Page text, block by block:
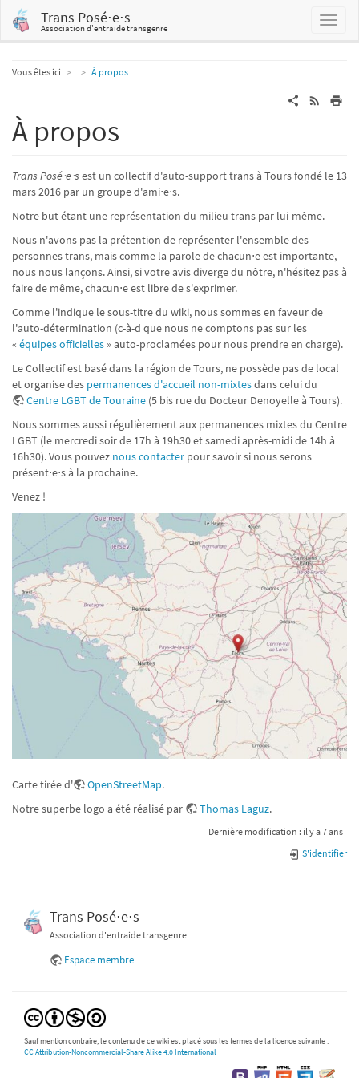
Trans Posé⋅e⋅s
Association d'entraide transgenre
Vous êtes ici HomeÀ propos
À propos
Trans Posé⋅e⋅s est un collectif d'auto-support trans à Tours fondé le 13
mars 2016 par un groupe d'ami⋅e⋅s.
Notre but étant une représentation du milieu trans par lui-même.
Nous n'avons pas la prétention de représenter l'ensemble des
personnes trans, mais comme la parole de chacun⋅e est importante,
nous nous lançons. Ainsi, si votre avis diverge du nôtre, n'hésitez pas à
faire de même, chacun⋅e est libre de s'exprimer.
Comme l'indique le sous-titre du wiki, nous sommes en faveur de
l'auto-détermination (c-à-d que nous ne comptons pas sur les
« équipes officielles » auto-proclamées pour nous prendre en charge).
Le Collectif est basé dans la région de Tours, ne possède pas de local
et organise des permanences d'accueil non-mixtesdans celui du
Centre LGBT de Touraine (5 bis rue du Docteur Denoyelle à Tours).
Nous sommes aussi régulièrement aux permanences mixtes du Centre
LGBT (le mercredi soir de 17h à 19h30 et samedi après-midi de 14h à
16h30). Vous pouvez nous contacter pour savoir si nous serons
présent⋅e⋅s à la prochaine.
Venez !
Carte tirée d' OpenStreetMap.
Notre superbe logo a été réalisé par
Thomas Laguz.
Dernière modification : il y a 7 ans
S'identifier
Trans Posé⋅e⋅s
Association d'entraide transgenre
Espace membre
Sauf mention contraire, le contenu de ce wiki est placé sous les termes de la licence suivante :
CC Attribution-Noncommercial-Share Alike 4.0 International